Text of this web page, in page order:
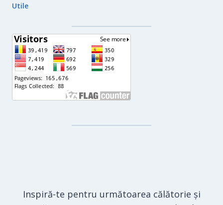
Utile
Inspiră-te pentru următoarea călătorie și